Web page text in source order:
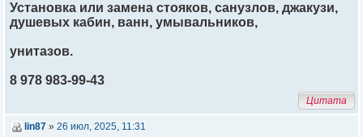
Установка или замена стояков, санузлов, джакузи,
душевых кабин, ванн, умывальников,
унитазов.
8 978 983-99-43
Цитата
lin87 » 26 июл, 2025, 11:31